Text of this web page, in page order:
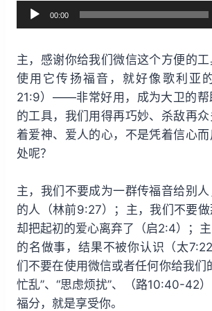
音
播
放
器
00:00
主，感谢你给我们微信这个方便的
使用它传扬福音，就好像歌利亚
21:9）——非常好用，成为大卫的帮
的工具，我们用得再巧妙、杀敌再
着爱神、爱人的心，不是凭着信心
处呢？
主，我们不要成为一群传福音给别
的人（林前9:27）；主，我们不要做
却把起初的爱心离弃了（启2:4）；
的名做事，结果不被你认识（太
们不要在使用微信或者任何你给我们
忙乱”、“思虑烦扰”、（路10:40-42
福分，就是享受你。